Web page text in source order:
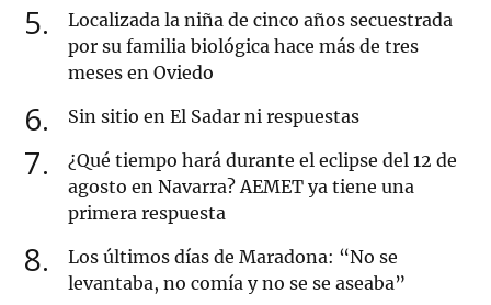
5
Localizada la niña de cinco años secuestrada
por su familia biológica hace más de tres
meses en Oviedo
6 Sin sitio en El Sadar ni respuestas
7
¿Qué tiempo hará durante el eclipse del 12 de
agosto en Navarra? AEMET ya tiene una
primera respuesta
8
Los últimos días de Maradona: “No se
levantaba, no comía y no se se aseaba”